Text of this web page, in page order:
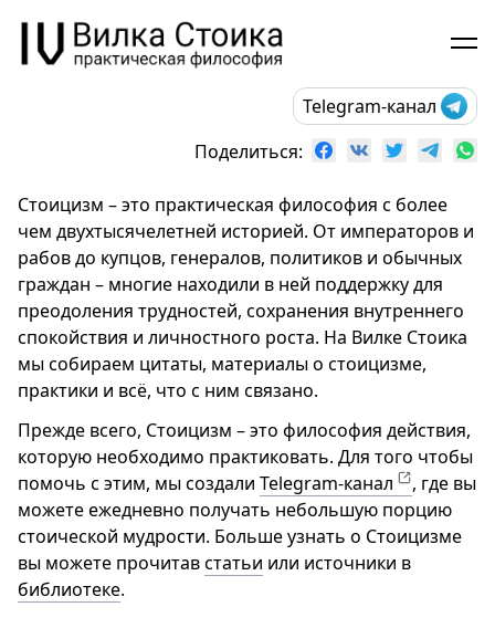
Telegram-канал
Поделиться:
Стоицизм – это практическая философия с более
чем двухтысячелетней историей. От императоров и
рабов до купцов, генералов, политиков и обычных
граждан – многие находили в ней поддержку для
преодоления трудностей, сохранения внутреннего
спокойствия и личностного роста. На Вилке Стоика
мы собираем цитаты, материалы о стоицизме,
практики и всё, что с ним связано.
Прежде всего, Стоицизм – это философия действия,
которую необходимо практиковать. Для того чтобы
помочь с этим, мы создали Telegram-канал
, где вы
можете ежедневно получать небольшую порцию
стоической мудрости. Больше узнать о Стоицизме
вы можете прочитавстатьи или источники в
библиотеке.